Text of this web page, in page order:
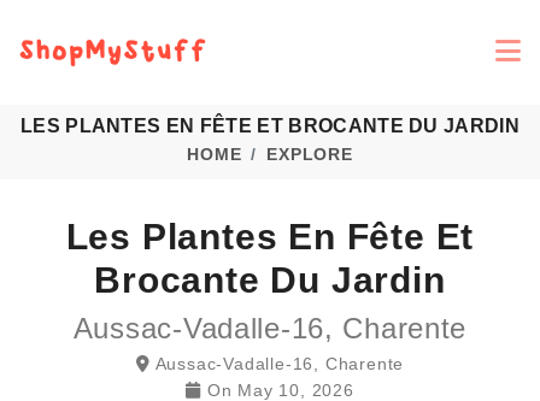
LES PLANTES EN FÊTE ET BROCANTE DU JARDIN
HOME EXPLORE
Les Plantes En Fête Et
Brocante Du Jardin
Aussac-Vadalle-16, Charente
Aussac-Vadalle-16, Charente
On May 10, 2026